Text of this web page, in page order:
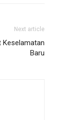
Next article
Keselamatan
Baru